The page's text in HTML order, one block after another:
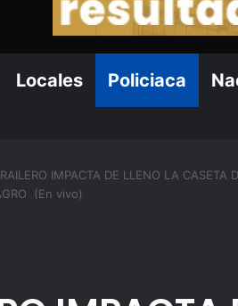
Locales Policiaca
IMPACTA DE LLENO LA CASETA
(En vivo)